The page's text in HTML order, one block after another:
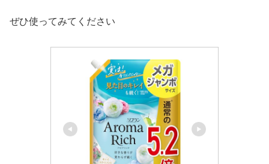
ぜひ使ってみてください